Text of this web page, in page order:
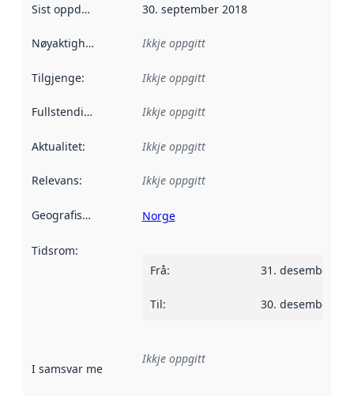
Sist oppdatert 30. september 2018
Nøyaktigheit Ikkje oppgitt
Tilgjenge: Ikkje oppgitt
Fullstendigheit Ikkje oppgitt
Aktualitet: Ikkje oppgitt
Relevans: Ikkje oppgitt
Geografisk område Norge
Tidsrom:
Frå: 31. desember
Til: 30. desember
I samsvar med Referanse til ei implementeringsregel eller
Ikkje oppgitt